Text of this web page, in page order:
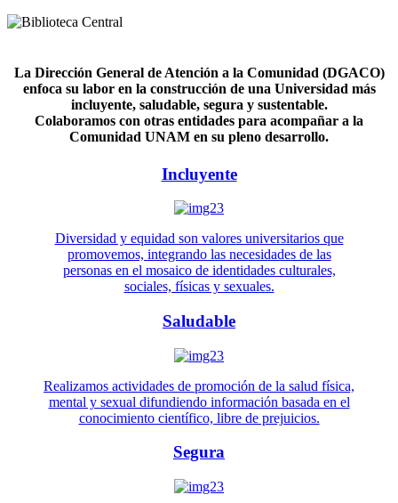
La Dirección General de Atención a la Comunidad (DGACO)
enfoca su labor en la construcción de una Universidad más
incluyente, saludable, segura y sustentable.
Colaboramos con otras entidades para acompañar a la
Comunidad UNAM en su pleno desarrollo.
Incluyente
Diversidad y equidad son valores universitarios que
promovemos, integrando las necesidades de las
personas en el mosaico de identidades culturales,
sociales, físicas y sexuales.
Saludable
Realizamos actividades de promoción de la salud física,
mental y sexual difundiendo información basada en el
conocimiento científico, libre de prejuicios.
Segura